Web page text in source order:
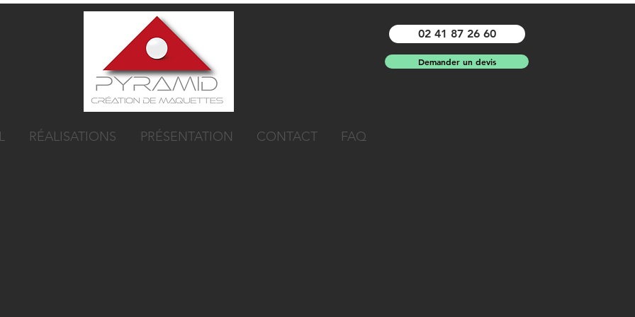
02 41 87 26 60
Demander un devis
RÉALISATIONS PRÉSENTATION CONTACT FAQ